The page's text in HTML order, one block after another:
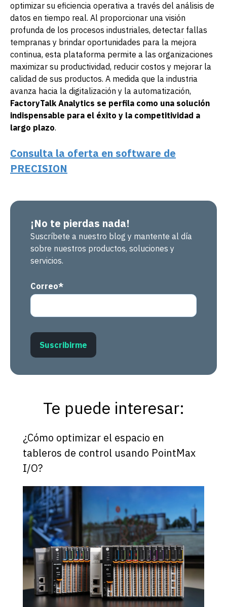
optimizar su eficiencia operativa a través del análisis de
datos en tiempo real. Al proporcionar una visión
profunda de los procesos industriales, detectar fallas
tempranas y brindar oportunidades para la mejora
continua, esta plataforma permite a las organizaciones
maximizar su productividad, reducir costos y mejorar la
calidad de sus productos. A medida que la industria
avanza hacia la digitalización y la automatización,
FactoryTalk Analytics se perfila como una solución
indispensable para el éxito y la competitividad a
largo plazo.
Consulta la oferta en software de
PRECISION
¡No te pierdas nada!
Suscríbete a nuestro blog y mantente al día
sobre nuestros productos, soluciones y
servicios.
Correo*
Te puede interesar:
¿Cómo optimizar el espacio en
tableros de control usando PointMax
I/O?